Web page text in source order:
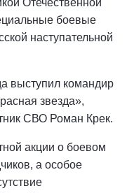
Отечественной
боевые
наступательной
выступил командир
звезда»,
СВО Роман Крек.
акции о боевом
а особое